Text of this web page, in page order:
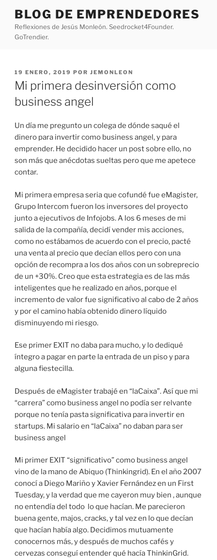
contenido
BLOG DE EMPRENDEDORES
Reflexiones de Jesús Monleón. Seedrocket4Founder.
GoTrendier.
PUBLICADO
EL
19 ENERO, 2019 POR JEMONLEON
Mi primera desinversión como
business angel
Un día me pregunto un colega de dónde saqué el
dinero para invertir como business angel, y para
emprender. He decidido hacer un post sobre ello, no
son más que anécdotas sueltas pero que me apetece
contar.
Mi primera empresa seria que cofundé fue eMagister,
Grupo Intercom fueron los inversores del proyecto
junto a ejecutivos de Infojobs. A los 6 meses de mi
salida de la compañía, decidí vender mis acciones,
como no estábamos de acuerdo con el precio, pacté
una venta al precio que decían ellos pero con una
opción de recompra a los dos años con un sobreprecio
de un +30%. Creo que esta estrategia es de las más
inteligentes que he realizado en años, porque el
incremento de valor fue significativo al cabo de 2 años
y por el camino había obtenido dinero líquido
disminuyendo mi riesgo.
Ese primer EXIT no daba para mucho, y lo dediqué
íntegro a pagar en parte la entrada de un piso y para
alguna fiestecilla.
Después de eMagister trabajé en “laCaixa”. Así que mi
“carrera” como business angel no podía ser relvante
porque no tenía pasta significativa para invertir en
startups. Mi salario en “laCaixa” no daban para ser
business angel
Mi primer EXIT “significativo” como business angel
vino de la mano de Abiquo (Thinkingrid). En el año 2007
conocí a Diego Mariño y Xavier Fernández en un First
Tuesday, y la verdad que me cayeron muy bien , aunque
no entendía del todo lo que hacían. Me parecieron
buena gente, majos, cracks, y tal vez en lo que decían
que hacían había algo. Decidimos mutuamente
conocernos más, y después de muchos cafés y
cervezas conseguí entender qué hacía ThinkinGrid.